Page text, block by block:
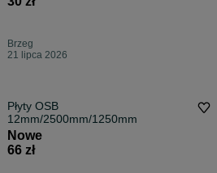
Brzeg
21 lipca 2026
Płyty OSB
12mm/2500mm/1250mm
Nowe
66 zł